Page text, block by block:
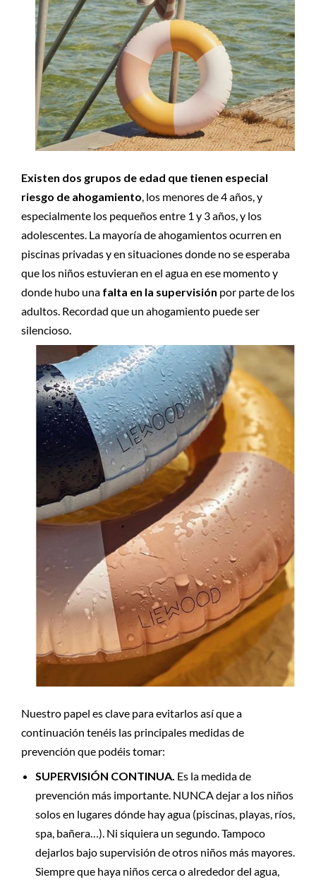
Existen dos grupos de edad que tienen especial
riesgo de ahogamiento , los menores de 4 años, y
especialmente los pequeños entre 1 y 3 años, y los
adolescentes. La mayoría de ahogamientos ocurren en
piscinas privadas y en situaciones donde no se esperaba
que los niños estuvieran en el agua en ese momento y
donde hubo una falta en la supervisión por parte de los
adultos. Recordad que un ahogamiento puede ser
silencioso.
Nuestro papel es clave para evitarlos así que a
continuación tenéis las principales medidas de
prevención que podéis tomar:
SUPERVISIÓN CONTINUA. Es la medida de
prevención más importante. NUNCA dejar a los niños
solos en lugares dónde hay agua (piscinas, playas, ríos,
spa, bañera…). Ni siquiera un segundo. Tampoco
dejarlos bajo supervisión de otros niños más mayores.
Siempre que haya niños cerca o alrededor del agua,